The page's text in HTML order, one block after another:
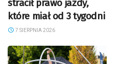
stracił prawo jazdy,
które miał od 3 tygodni
7 SIERPNIA 2026